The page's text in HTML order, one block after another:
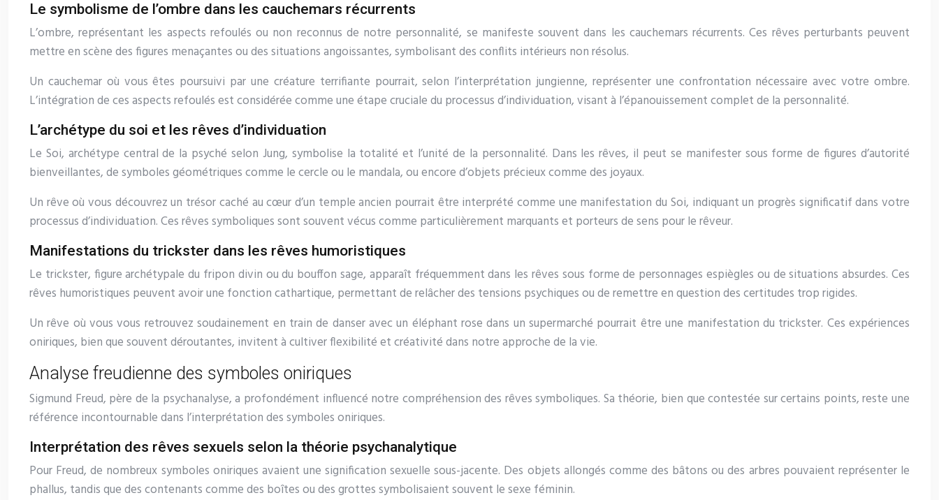
Le symbolisme de l’ombre dans les cauchemars récurrents
L’ombre, représentant les aspects refoulés ou non reconnus de notre personnalité, se manifeste souvent dans les cauchemars récurrents. Ces rêves perturbants peuvent
mettre en scène des figures menaçantes ou des situations angoissantes, symbolisant des conflits intérieurs non résolus.
Un cauchemar où vous êtes poursuivi par une créature terrifiante pourrait, selon l’interprétation jungienne, représenter une confrontation nécessaire avec votre ombre.
L’intégration de ces aspects refoulés est considérée comme une étape cruciale du processus d’individuation, visant à l’épanouissement complet de la personnalité.
L’archétype du soi et les rêves d’individuation
Le Soi, archétype central de la psyché selon Jung, symbolise la totalité et l’unité de la personnalité. Dans les rêves, il peut se manifester sous forme de figures d’autorité
bienveillantes, de symboles géométriques comme le cercle ou le mandala, ou encore d’objets précieux comme des joyaux.
Un rêve où vous découvrez un trésor caché au cœur d’un temple ancien pourrait être interprété comme une manifestation du Soi, indiquant un progrès significatif dans votre
processus d’individuation. Ces rêves symboliques sont souvent vécus comme particulièrement marquants et porteurs de sens pour le rêveur.
Manifestations du trickster dans les rêves humoristiques
Le trickster, figure archétypale du fripon divin ou du bouffon sage, apparaît fréquemment dans les rêves sous forme de personnages espiègles ou de situations absurdes. Ces
rêves humoristiques peuvent avoir une fonction cathartique, permettant de relâcher des tensions psychiques ou de remettre en question des certitudes trop rigides.
Un rêve où vous vous retrouvez soudainement en train de danser avec un éléphant rose dans un supermarché pourrait être une manifestation du trickster. Ces expériences
oniriques, bien que souvent déroutantes, invitent à cultiver flexibilité et créativité dans notre approche de la vie.
Analyse freudienne des symboles oniriques
Sigmund Freud, père de la psychanalyse, a profondément influencé notre compréhension des rêves symboliques. Sa théorie, bien que contestée sur certains points, reste une
référence incontournable dans l’interprétation des symboles oniriques.
Interprétation des rêves sexuels selon la théorie psychanalytique
Pour Freud, de nombreux symboles oniriques avaient une signification sexuelle sous-jacente. Des objets allongés comme des bâtons ou des arbres pouvaient représenter le
phallus, tandis que des contenants comme des boîtes ou des grottes symbolisaient souvent le sexe féminin.